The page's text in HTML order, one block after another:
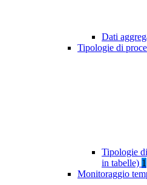
Dati
Tipologie di
Tipologie
in tabelle) 1
Monitoraggio